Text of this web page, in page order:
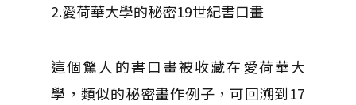
2.愛荷華大學的秘密19世紀書口畫
這個驚人的書口畫被收藏在愛荷華大
學，類似的秘密畫作例子，可回溯到17